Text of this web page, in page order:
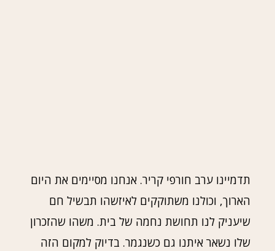
תדמיינו ערב חורפי קריר. אנחנו מסיימים את היום
הארוך, וכולנו משתוקקים לאיזשהו תבשיל חם
שיעניק לנו תחושת נחמה של בית. משהו שהזכרון
שלו נשאר איתנו גם כשנגמר. בדיוק למקום הזה